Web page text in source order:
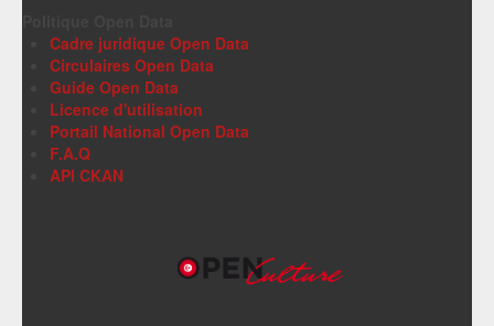
Cadre juridique Open Data
Circulaires Open Data
Guide Open Data
Licence d'utilisation
Portail National Open Data
F.A.Q
API CKAN